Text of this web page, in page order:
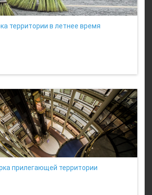
территории в летнее время
прилегающей территории